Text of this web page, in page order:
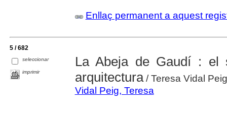
Enllaç permanent a aquest
5 / 682
seleccionar
imprimir
La Abeja de Gaudí : el
arquitectura/ Teresa Vidal
Vidal Peig, Teresa